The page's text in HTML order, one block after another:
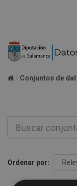
Conjuntos de
Ordenar por